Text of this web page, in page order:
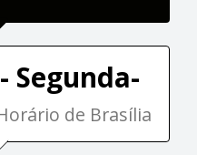
Segunda-
de Brasília